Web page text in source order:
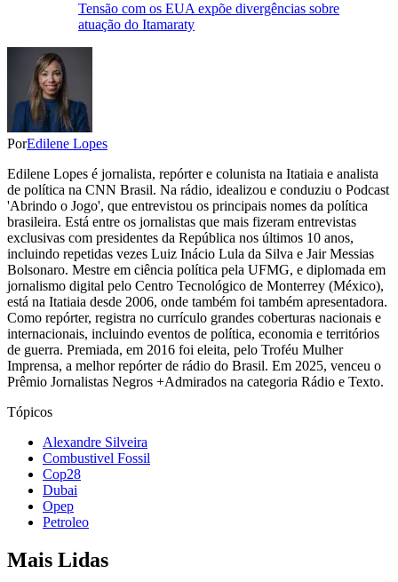
Tensão com os EUA expõe divergências sobre
atuação do Itamaraty
PorEdilene Lopes
Edilene Lopes é jornalista, repórter e colunista na Itatiaia e analista
de política na CNN Brasil. Na rádio, idealizou e conduziu o Podcast
'Abrindo o Jogo', que entrevistou os principais nomes da política
brasileira. Está entre os jornalistas que mais fizeram entrevistas
exclusivas com presidentes da República nos últimos 10 anos,
incluindo repetidas vezes Luiz Inácio Lula da Silva e Jair Messias
Bolsonaro. Mestre em ciência política pela UFMG, e diplomada em
jornalismo digital pelo Centro Tecnológico de Monterrey (México),
está na Itatiaia desde 2006, onde também foi também apresentadora.
Como repórter, registra no currículo grandes coberturas nacionais e
internacionais, incluindo eventos de política, economia e territórios
de guerra. Premiada, em 2016 foi eleita, pelo Troféu Mulher
Imprensa, a melhor repórter de rádio do Brasil. Em 2025, venceu o
Prêmio Jornalistas Negros +Admirados na categoria Rádio e Texto.
Tópicos
Alexandre Silveira
Combustivel Fossil
Cop28
Dubai
Opep
Petroleo
Mais Lidas